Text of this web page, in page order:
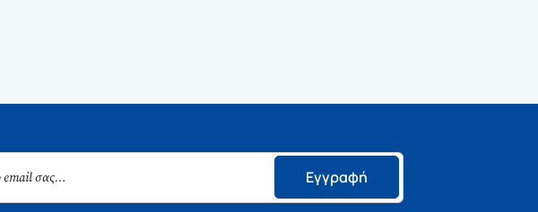
Εγγραφή